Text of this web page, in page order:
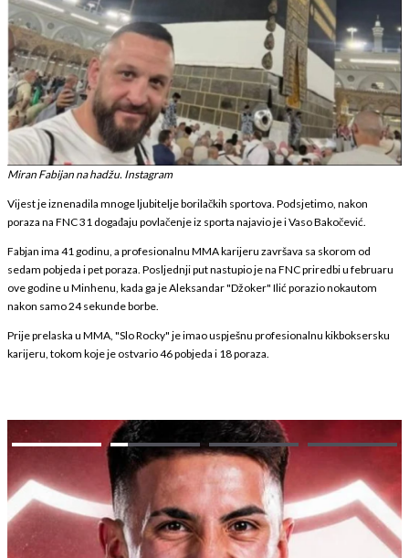
Miran Fabijan na hadžu. Instagram
Vijest je iznenadila mnoge ljubitelje borilačkih sportova. Podsjetimo, nakon
poraza na FNC 31 događaju povlačenje iz sporta najavio je i Vaso Bakočević.
Fabjan ima 41 godinu, a profesionalnu MMA karijeru završava sa skorom od
sedam pobjeda i pet poraza. Posljednji put nastupio je na FNC priredbi u februaru
ove godine u Minhenu, kada ga je Aleksandar "Džoker" Ilić porazio nokautom
nakon samo 24 sekunde borbe.
Prije prelaska u MMA, "Slo Rocky" je imao uspješnu profesionalnu kikboksersku
karijeru, tokom koje je ostvario 46 pobjeda i 18 poraza.